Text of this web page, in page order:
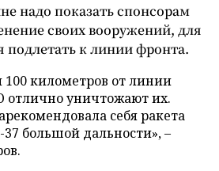
надо показать спонсорам
своих вооружений, для
подлетать к линии фронта.
километров от линии
отлично уничтожают их.
себя ракета
37 большой дальности», –